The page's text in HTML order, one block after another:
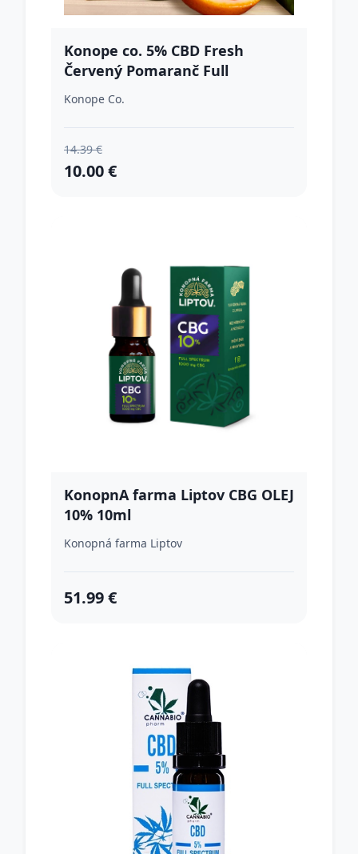
Konope co. 5% CBD Fresh
Červený Pomaranč Full
Spektrum 500mg
Konope Co.
14.39 €
10.00 €
KonopnA farma Liptov CBG OLEJ
10% 10ml
Konopná farma Liptov
51.99 €